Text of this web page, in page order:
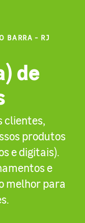
BARRA - RJ
de
clientes,
produtos
e digitais).
e
melhor para